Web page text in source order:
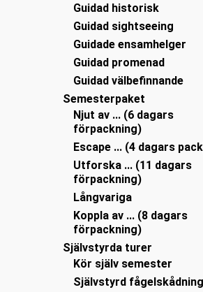
Guidad historisk
Guidad sightseeing
Guidade ensamhelger
Guidad promenad
Guidad välbefinnande
Semesterpaket
Njut av ... (6 dagars
förpackning)
Escape ... (4 dagars
Utforska ... (11 dagars
förpackning)
Långvariga
Koppla av ... (8 dagars
förpackning)
Självstyrda turer
Kör själv semester
Självstyrd fågelskådning